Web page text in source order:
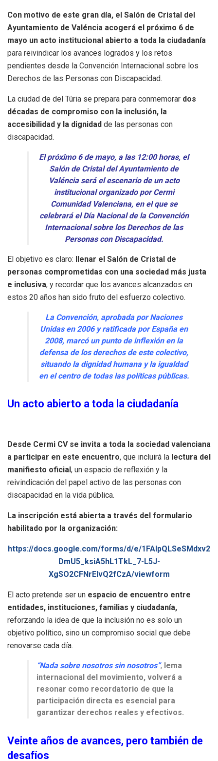
Con motivo de este gran día, el Salón de Cristal del
Ayuntamiento de Valéncia acogerá el próximo 6 de
mayo un acto institucional abierto a toda la ciudadanía
para reivindicar los avances logrados y los retos
pendientes desde la Convención Internacional sobre los
Derechos de las Personas con Discapacidad.
La ciudad de del Túria se prepara para conmemorar dos
décadas de compromiso con la inclusión, la
accesibilidad y la dignidad de las personas con
discapacidad.
El próximo 6 de mayo, a las 12:00 horas, el
Salón de Cristal del Ayuntamiento de
Valéncia será el escenario de un acto
institucional organizado por Cermi
Comunidad Valenciana, en el que se
celebrará el Día Nacional de la Convención
Internacional sobre los Derechos de las
Personas con Discapacidad.
El objetivo es claro: llenar el Salón de Cristal de
personas comprometidas con una sociedad más justa
e inclusiva, y recordar que los avances alcanzados en
estos 20 años han sido fruto del esfuerzo colectivo.
La Convención, aprobada por Naciones
Unidas en 2006 y ratificada por España en
2008, marcó un punto de inflexión en la
defensa de los derechos de este colectivo,
situando la dignidad humana y la igualdad
en el centro de todas las políticas públicas.
Un acto abierto a toda la ciudadanía
Desde Cermi CV se invita a toda la sociedad valenciana
a participar en este encuentro, que incluirá la lectura del
manifiesto oficial , un espacio de reflexión y la
reivindicación del papel activo de las personas con
discapacidad en la vida pública.
La inscripción está abierta a través del formulario
habilitado por la organización:
https://docs.google.com/forms/d/e/1FAIpQLSeSMdxv2
DmU5_ksiA5hL1TkL_7-L5J-
XgSO2CFNrElvQ2fCzA/viewform
El acto pretende ser un espacio de encuentro entre
entidades, instituciones, familias y ciudadanía,
reforzando la idea de que la inclusión no es solo un
objetivo político, sino un compromiso social que debe
renovarse cada día.
“Nada sobre nosotros sin nosotros”, lema
internacional del movimiento, volverá a
resonar como recordatorio de que la
participación directa es esencial para
garantizar derechos reales y efectivos.
Veinte años de avances, pero también de
desafíos